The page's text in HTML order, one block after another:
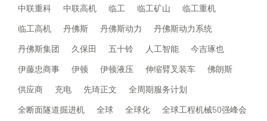
中联重科 中联高机 临工 临工矿山
临工重机
临工高机
丹佛斯 丹佛斯动力
丹佛斯动力系统
丹佛斯集团
久保田 五十铃 人工智能
今吉琢也
伊藤忠商事
伊顿 伊顿液压 伸缩臂叉装车
佛朗斯
供应商
充电 先琦正文
全周期服务计划
全断面隧道掘进机
全球 全球化
全球工程机械50强峰会